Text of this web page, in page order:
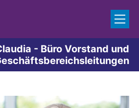
- Büro Vorstand und